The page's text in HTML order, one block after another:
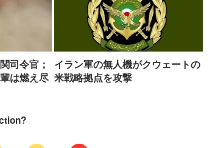
司令官；
は燃え尽
イラン軍の無人機がクウェートの
米戦略拠点を攻撃